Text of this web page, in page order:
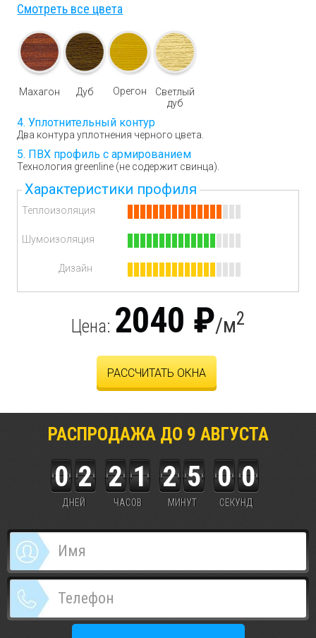
Смотреть все цвета
Махагон Дуб Орегон
Светлый
дуб
Уплотнительный контур
Два контура уплотнения черного цвета.
ПВХ профиль с армированием
Технология greenline (не содержит свинца).
Характеристики профиля
Теплоизоляция
Шумоизоляция
Дизайн
Цена: 2040 ₽/м2
РАССЧИТАТЬ ОКНА
РАСПРОДАЖА ДО 9 АВГУСТА
0 2
ДНЕЙ
2 1
ЧАСОВ
2 5
МИНУТ
0 0
СЕКУНД